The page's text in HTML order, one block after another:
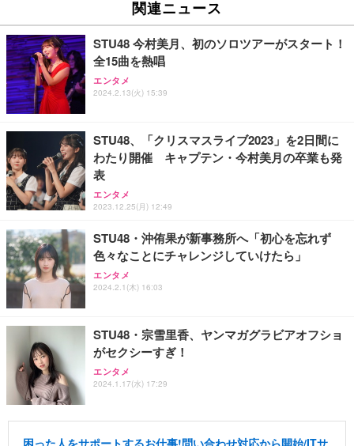
関連ニュース
STU48 今村美月、初のソロツアーがスタート！
全15曲を熱唱
エンタメ
2024.2.13(火) 15:39
STU48、「クリスマスライブ2023」を2日間に
わたり開催 キャプテン・今村美月の卒業も発
表
エンタメ
2023.12.25(月) 12:49
STU48・沖侑果が新事務所へ「初心を忘れず
色々なことにチャレンジしていけたら」
エンタメ
2024.2.1(木) 16:03
STU48・宗雪里香、ヤンマガグラビアオフショ
がセクシーすぎ！
エンタメ
2024.1.17(水) 17:29